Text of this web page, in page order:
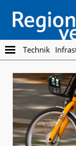
main
content
footer
Die
Fachzeitschrift
den
Öffentlichen
Technik